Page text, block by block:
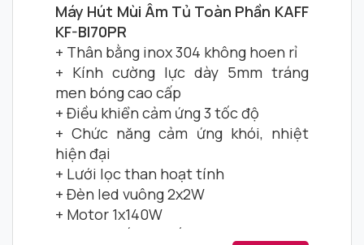
Máy Hút Mùi Âm Tủ Toàn Phần KAFF
KF-BI70PR
+ Thân bằng inox 304 không hoen rỉ
+ Kính cường lực dày 5mm tráng
men bóng cao cấp
+ Điều khiển cảm ứng 3 tốc độ
+ Chức năng cảm ứng khói, nhiệt
hiện đại
+ Lưới lọc than hoạt tính
+ Đèn led vuông 2x2W
+ Motor 1x140W
+ Công suất hút tối đa 1000m3/h